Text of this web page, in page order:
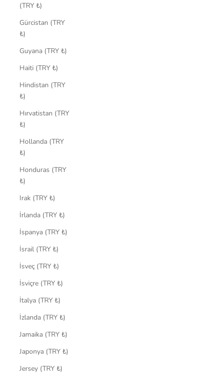
(TRY ₺)
Gürcistan (TRY
₺)
Guyana (TRY ₺)
Haiti (TRY ₺)
Hindistan (TRY
₺)
Hırvatistan (TRY
₺)
Hollanda (TRY
₺)
Honduras (TRY
₺)
Irak (TRY ₺)
İrlanda (TRY ₺)
İspanya (TRY ₺)
İsrail (TRY ₺)
İsveç (TRY ₺)
İsviçre (TRY ₺)
İtalya (TRY ₺)
İzlanda (TRY ₺)
Jamaika (TRY ₺)
Japonya (TRY ₺)
Jersey (TRY ₺)